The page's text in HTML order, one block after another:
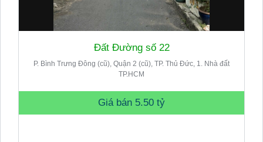
Đất Đường số 22
P. Bình Trưng Đông (cũ), Quận 2 (cũ), TP. Thủ Đức, 1. Nhà đất
TP.HCM
Giá bán 5.50 tỷ